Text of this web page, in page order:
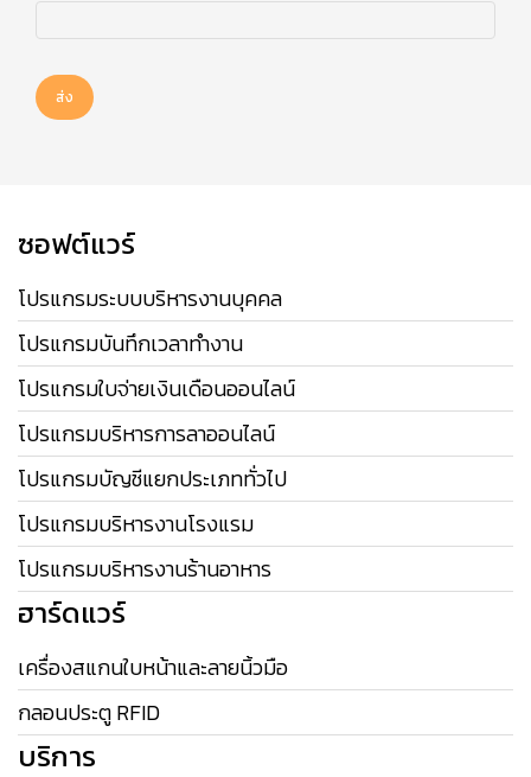
ส่ง
ซอฟต์แวร์
โปรแกรมระบบบริหารงานบุคคล
โปรแกรมบันทึกเวลาทำงาน
โปรแกรมใบจ่ายเงินเดือนออนไลน์
โปรแกรมบริหารการลาออนไลน์
โปรแกรมบัญชีแยกประเภททั่วไป
โปรแกรมบริหารงานโรงแรม
โปรแกรมบริหารงานร้านอาหาร
ฮาร์ดแวร์
เครื่องสแกนใบหน้าและลายนิ้วมือ
กลอนประตู RFID
บริการ